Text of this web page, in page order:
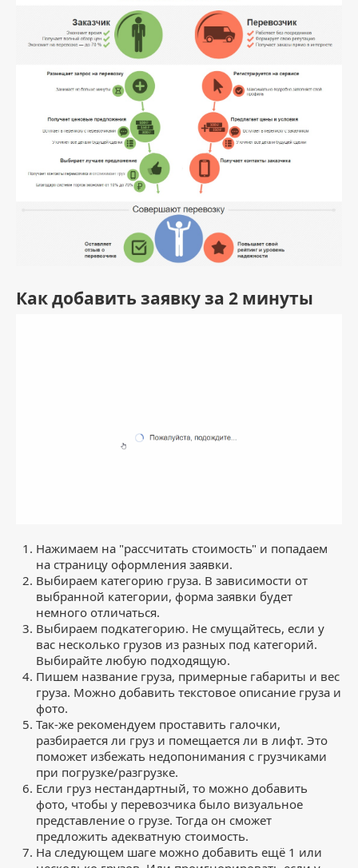
Как добавить заявку за 2 минуты
Нажимаем на "рассчитать стоимость" и попадаем
на страницу оформления заявки.
Выбираем категорию груза. В зависимости от
выбранной категории, форма заявки будет
немного отличаться.
Выбираем подкатегорию. Не смущайтесь, если у
вас несколько грузов из разных под категорий.
Выбирайте любую подходящую.
Пишем название груза, примерные габариты и вес
груза. Можно добавить текстовое описание груза и
фото.
Так-же рекомендуем проставить галочки,
разбирается ли груз и помещается ли в лифт. Это
поможет избежать недопонимания с грузчиками
при погрузке/разгрузке.
Если груз нестандартный, то можно добавить
фото, чтобы у перевозчика было визуальное
представление о грузе. Тогда он сможет
предложить адекватную стоимость.
На следующем шаге можно добавить ещё 1 или